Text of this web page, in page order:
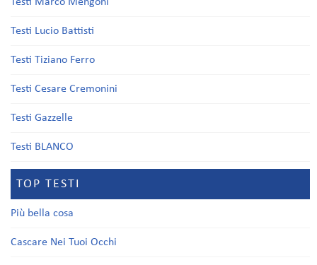
Testi Lucio Battisti
Testi Tiziano Ferro
Testi Cesare Cremonini
Testi Gazzelle
Testi BLANCO
TOP TESTI
Più bella cosa
Cascare Nei Tuoi Occhi